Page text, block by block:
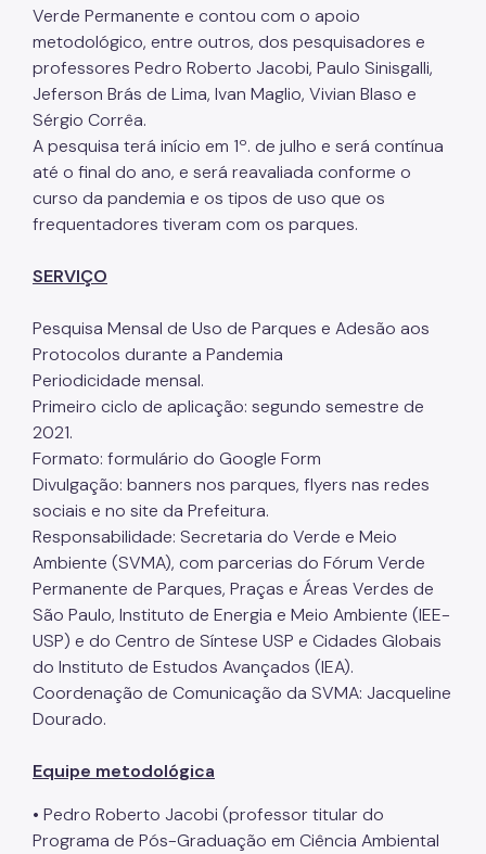
Áreas Protegidas, Áreas Verdes e Espaços Livres
Plano de Ação Climática
Serviços Ambientais
Educação Ambiental
Programas
Município VerdeAzul
Resíduos Sólidos
Biblioteca
Ouvidoria Geral
Verde Permanente e contou com o apoio
metodológico, entre outros, dos pesquisadores e
professores Pedro Roberto Jacobi, Paulo Sinisgalli,
Jeferson Brás de Lima, Ivan Maglio, Vivian Blaso e
Sérgio Corrêa.
A pesquisa terá início em 1º. de julho e será contínua
até o final do ano, e será reavaliada conforme o
curso da pandemia e os tipos de uso que os
frequentadores tiveram com os parques.
SERVIÇO
Pesquisa Mensal de Uso de Parques e Adesão aos
Protocolos durante a Pandemia
Periodicidade mensal.
Primeiro ciclo de aplicação: segundo semestre de
2021.
Formato: formulário do Google Form
Divulgação: banners nos parques, flyers nas redes
sociais e no site da Prefeitura.
Responsabilidade: Secretaria do Verde e Meio
Ambiente (SVMA), com parcerias do Fórum Verde
Permanente de Parques, Praças e Áreas Verdes de
São Paulo, Instituto de Energia e Meio Ambiente (IEE-
USP) e do Centro de Síntese USP e Cidades Globais
do Instituto de Estudos Avançados (IEA).
Coordenação de Comunicação da SVMA: Jacqueline
Dourado.
Equipe metodológica
• Pedro Roberto Jacobi (professor titular do
Programa de Pós-Graduação em Ciência Ambiental